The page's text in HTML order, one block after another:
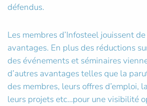
défendus.
Les membres d’Infosteel jouissent
avantages. En plus des réductions
des événements et séminaires
d’autres avantages telles que la
des membres, leurs offres d’emploi,
leurs projets etc…pour une visibilité